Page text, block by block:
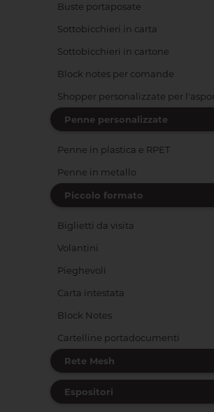
Buste portaposate
Sottobicchieri in carta
Sottobicchieri in cartone
Block notes per comande
Shopper personalizzate per
Penne personalizzate
Penne in plastica e RPET
Penne in metallo
Piccolo formato
Biglietti da visita
Volantini
Pieghevoli
Carta intestata
Block Notes
Cartelline portadocumenti
Rete Mesh
Espositori